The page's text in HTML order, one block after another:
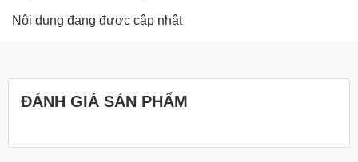
Nội dung đang được cập nhật
ĐÁNH GIÁ SẢN PHẨM